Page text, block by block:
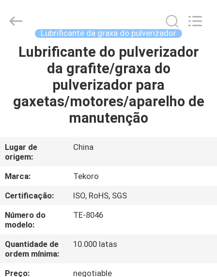
INÍCIO
PRODUTOS
SOBRE
VISITA
À
FÁBRICA
CONTROLE
DE
QUALIDADE
INDUSTRY
Lubrificante da graxa do pulverizador
Lubrificante do pulverizador
da grafite/graxa do
pulverizador para
gaxetas/motores/aparelho de
manutenção
Lugar de
origem:
China
Marca:
Tekoro
Certificação:
ISO, RoHS, SGS
Número do
modelo:
TE-8046
Quantidade de
ordem mínima:
10.000 latas
Preço:
negotiable